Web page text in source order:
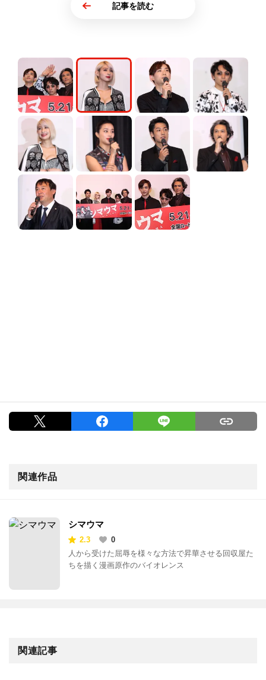
記事を読む
関連作品
シマウマ
2.3
0
人から受けた屈辱を様々な方法で昇華させる回収屋た
ちを描く漫画原作のバイオレンス
関連記事